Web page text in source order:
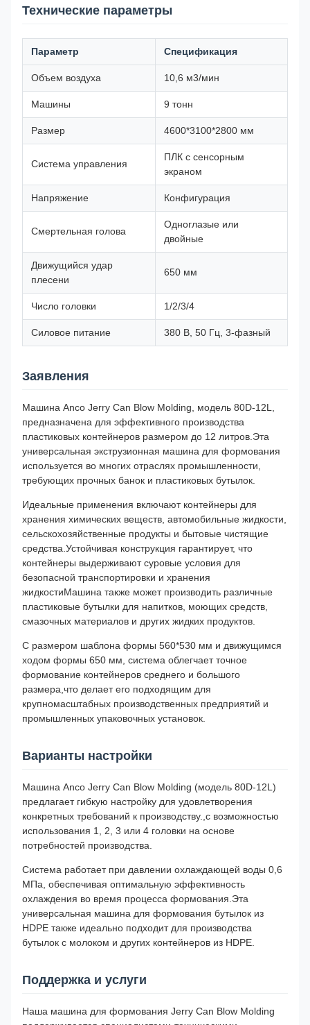
Технические параметры
Параметр Спецификация
Объем воздуха 10,6 м3/мин
Машины 9 тонн
Размер 4600*3100*2800 мм
Система управления
ПЛК с сенсорным
экраном
Напряжение Конфигурация
Смертельная голова
Одноглазые или
двойные
Движущийся удар
плесени
650 мм
Число головки 1/2/3/4
Силовое питание 380 В, 50 Гц, 3-фазный
Заявления
Машина Anco Jerry Can Blow Molding, модель 80D-12L,
предназначена для эффективного производства
пластиковых контейнеров размером до 12 литров.Эта
универсальная экструзионная машина для формования
используется во многих отраслях промышленности,
требующих прочных банок и пластиковых бутылок.
Идеальные применения включают контейнеры для
хранения химических веществ, автомобильные жидкости,
сельскохозяйственные продукты и бытовые чистящие
средства.Устойчивая конструкция гарантирует, что
контейнеры выдерживают суровые условия для
безопасной транспортировки и хранения
жидкостиМашина также может производить различные
пластиковые бутылки для напитков, моющих средств,
смазочных материалов и других жидких продуктов.
С размером шаблона формы 560*530 мм и движущимся
ходом формы 650 мм, система облегчает точное
формование контейнеров среднего и большого
размера,что делает его подходящим для
крупномасштабных производственных предприятий и
промышленных упаковочных установок.
Варианты настройки
Машина Anco Jerry Can Blow Molding (модель 80D-12L)
предлагает гибкую настройку для удовлетворения
конкретных требований к производству.,с возможностью
использования 1, 2, 3 или 4 головки на основе
потребностей производства.
Система работает при давлении охлаждающей воды 0,6
МПа, обеспечивая оптимальную эффективность
охлаждения во время процесса формования.Эта
универсальная машина для формования бутылок из
HDPE также идеально подходит для производства
бутылок с молоком и других контейнеров из HDPE.
Поддержка и услуги
Наша машина для формования Jerry Can Blow Molding